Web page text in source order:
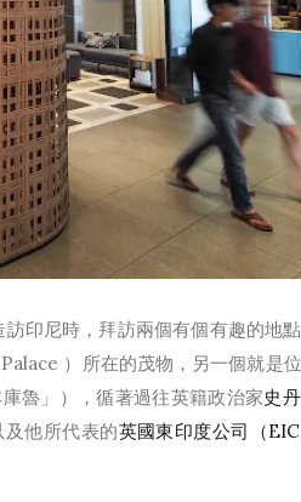
印尼時，拜訪兩個有個有趣的地
）所在的茂物，另一個就是
魯」），循著過往英籍政治家史
及他所代表的英國東印度公司（EIC